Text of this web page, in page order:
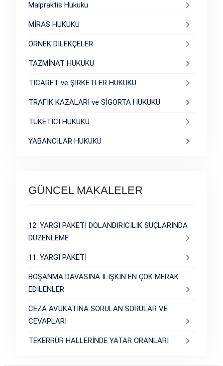
Malpraktis Hukuku
MİRAS HUKUKU
ÖRNEK DİLEKÇELER
TAZMİNAT HUKUKU
TİCARET ve ŞİRKETLER HUKUKU
TRAFİK KAZALARI ve SİGORTA HUKUKU
TÜKETİCİ HUKUKU
YABANCILAR HUKUKU
GÜNCEL MAKALELER
12. YARGI PAKETİ DOLANDIRICILIK SUÇLARINDA
DÜZENLEME
11. YARGI PAKETİ
BOŞANMA DAVASINA İLİŞKİN EN ÇOK MERAK
EDİLENLER
CEZA AVUKATINA SORULAN SORULAR VE
CEVAPLARI
TEKERRÜR HALLERİNDE YATAR ORANLARI